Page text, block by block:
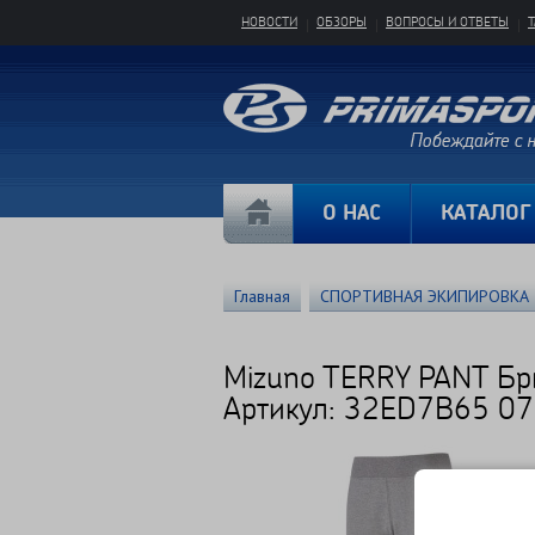
НОВОСТИ ОБЗОРЫ ВОПРОСЫ И ОТВЕТЫ
О НАС КАТАЛОГ
Главная СПОРТИВНАЯ ЭКИПИРОВКА
Mizuno TERRY PANT
Артикул: 32ED7B65 07